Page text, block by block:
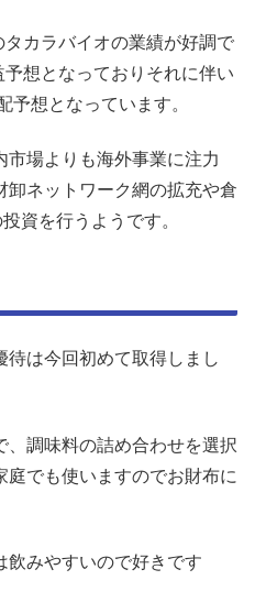
カラバイオの業績が好調で
想となっておりそれに伴い
予想となっています。
場よりも海外事業に注力
卸ネットワーク網の拡充や倉
資を行うようです。
は今回初めて取得しまし
、調味料の詰め合わせを選択
庭でも使いますのでお財布に
飲みやすいので好きです